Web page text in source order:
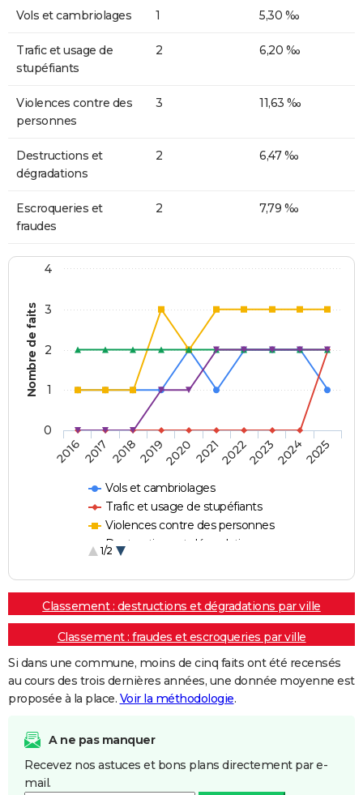
Vols et cambriolages 1 5,30 ‰
Trafic et usage de
stupéfiants
2 6,20 ‰
Violences contre des
personnes
3 11,63 ‰
Destructions et
dégradations
2 6,47 ‰
Escroqueries et
fraudes
2 7,79 ‰
Nombre de faits
Vols et cambriolages
Trafic et usage de stupéfiants
Violences contre des personnes
Destructions et dégradations
1/2
20162017 20182019202020212022202320242025
0
1
2
3
4
Classement : destructions et dégradations par ville
Classement : fraudes et escroqueries par ville
Si dans une commune, moins de cinq faits ont été recensés
au cours des trois dernières années, une donnée moyenne est
proposée à la place. Voir la méthodologie.
A ne pas manquer
Recevez nos astuces et bons plans directement par e-
mail.